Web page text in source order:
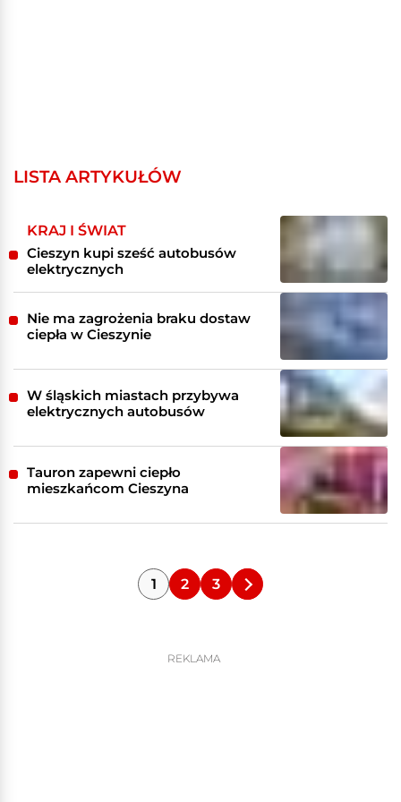
LISTA ARTYKUŁÓW
KRAJ I ŚWIAT
Cieszyn kupi sześć autobusów
elektrycznych
Nie ma zagrożenia braku dostaw
ciepła w Cieszynie
W śląskich miastach przybywa
elektrycznych autobusów
Tauron zapewni ciepło
mieszkańcom Cieszyna
1 2 3
REKLAMA